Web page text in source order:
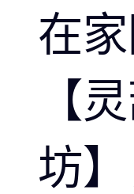
在
【
坊